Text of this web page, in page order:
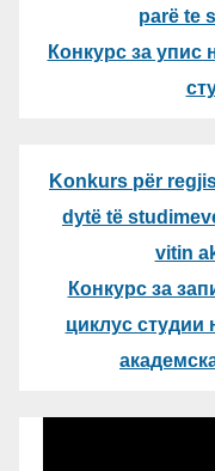
parë te
Конкурс за упис
Konkurs për
dytë të
vitin
Конкурс за
циклус студии